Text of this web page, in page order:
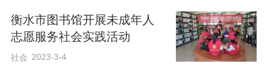
衡水市图书馆开展未成年人
志愿服务社会实践活动
社会 2023-3-4